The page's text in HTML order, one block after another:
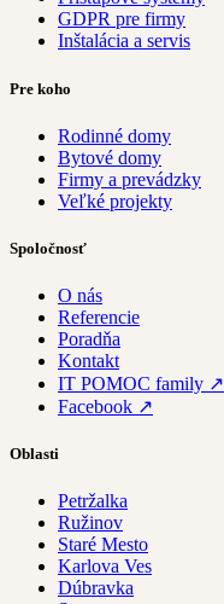
GDPR pre firmy
Inštalácia a servis
Pre koho
Rodinné domy
Bytové domy
Firmy a prevádzky
Veľké projekty
Spoločnosť
O nás
Referencie
Poradňa
Kontakt
IT POMOC family ↗
Facebook ↗
Oblasti
Petržalka
Ružinov
Staré Mesto
Karlova Ves
Dúbravka